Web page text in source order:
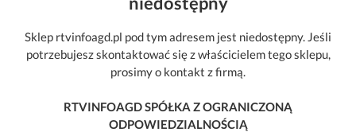
Sklep rtvinfoagd.pl pod tym adresem jest niedostępny. Jeśli
potrzebujesz skontaktować się z właścicielem tego sklepu,
prosimy o kontakt z firmą.
RTVINFOAGD SPÓŁKA Z OGRANICZONĄ
ODPOWIEDZIALNOŚCIĄ